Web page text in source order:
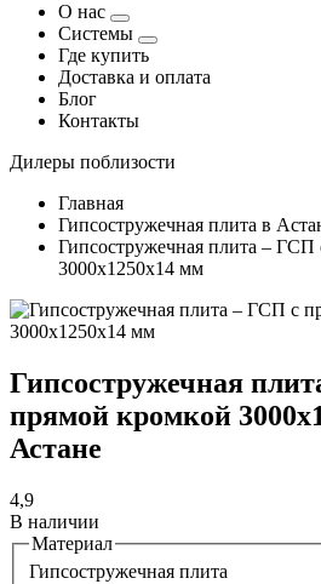
О нас
Системы
Где купить
Доставка и оплата
Блог
Контакты
Дилеры поблизости
Главная
Гипсостружечная плита в
Гипсостружечная плита – ГСП
3000х1250х14 мм
Гипсостружечная
прямой кромкой
Астане
4,9
В наличии
Материал
Гипсостружечная плита